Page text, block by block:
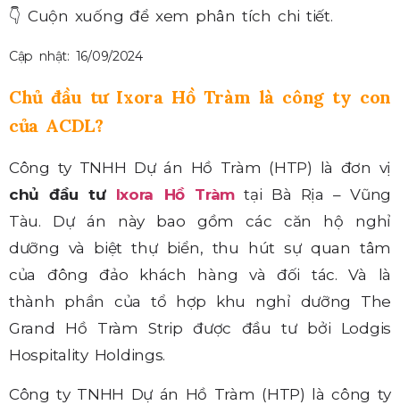
👇 Cuộn xuống để xem phân tích chi tiết.
Cập nhật: 16/09/2024
Chủ đầu tư Ixora Hồ Tràm là công ty con
của ACDL?
Công ty TNHH Dự án Hồ Tràm (HTP) là đơn vị
chủ đầu tư Ixora Hồ Tràm tại Bà Rịa – Vũng
Tàu. Dự án này bao gồm các căn hộ nghỉ
dưỡng và biệt thự biển, thu hút sự quan tâm
của đông đảo khách hàng và đối tác. Và là
thành phần của tổ hợp khu nghỉ dưỡng The
Grand Hồ Tràm Strip được đầu tư bởi Lodgis
Hospitality Holdings.
Công ty TNHH Dự án Hồ Tràm (HTP) là công ty